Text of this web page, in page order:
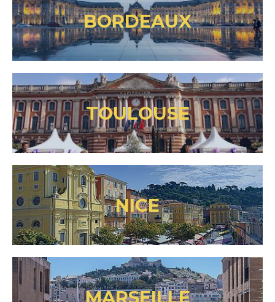
BORDEAUX
TOULOUSE
NICE
MARSEILLE